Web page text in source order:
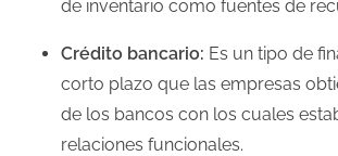
de inventario como fuentes de
Crédito bancario: Es un tipo de
corto plazo que las empresas
de los bancos con los cuales
relaciones funcionales.